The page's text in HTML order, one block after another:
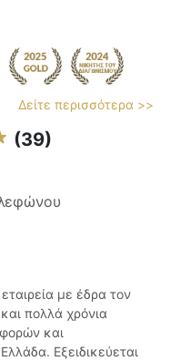
Δείτε περισσότερα >>
(39)
με έδρα τον
πολλά χρόνια
και
Εξειδικεύεται